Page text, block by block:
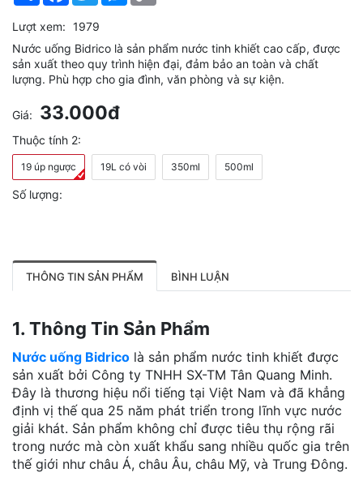
Lượt xem: 1979
Nước uống Bidrico là sản phẩm nước tinh khiết cao cấp, được
sản xuất theo quy trình hiện đại, đảm bảo an toàn và chất
lượng. Phù hợp cho gia đình, văn phòng và sự kiện.
Giá: 33.000đ
Thuộc tính 2:
19 úp ngược 19L có vòi 350ml 500ml
Số lượng:
THÔNG TIN SẢN PHẨM BÌNH LUẬN
1. Thông Tin Sản Phẩm
Nước uống Bidrico là sản phẩm nước tinh khiết được
sản xuất bởi Công ty TNHH SX-TM Tân Quang Minh.
Đây là thương hiệu nổi tiếng tại Việt Nam và đã khẳng
định vị thế qua 25 năm phát triển trong lĩnh vực nước
giải khát. Sản phẩm không chỉ được tiêu thụ rộng rãi
trong nước mà còn xuất khẩu sang nhiều quốc gia trên
thế giới như châu Á, châu Âu, châu Mỹ, và Trung Đông.